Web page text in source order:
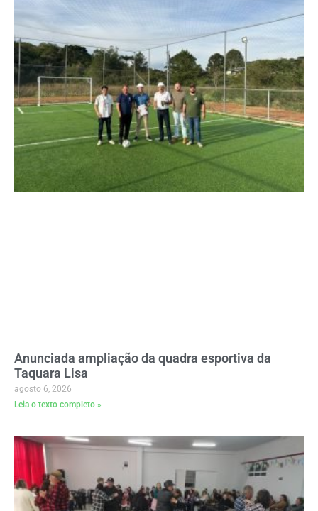
Anunciada ampliação da quadra esportiva da
Taquara Lisa
agosto 6, 2026
Leia o texto completo »